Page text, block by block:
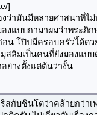
]
งว่ามันมีหลายศาสนาที่ไ
องแบบกามาผมว่าพระภิ
อน โป๊ปมีครอบครัวไ้ด้ด
มุสลิมเป็นคนที่ยังมองแบบ
ย่างตั้งแต่ต้นว่างั้น
สกับชินโตว่าคล้ายกว่า